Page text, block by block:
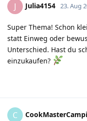
J Julia4154 23. Aug
Super Thema! Schon
statt Einweg oder
Unterschied. Hast du
einzukaufen?
C